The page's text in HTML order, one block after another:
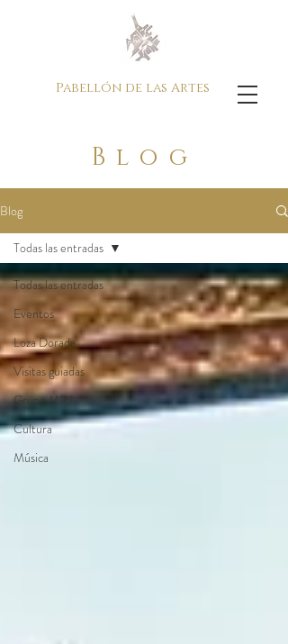
Pabellón de las Artes
Blog
Blog
Todas las entradas
Eventos
Loza Dorada
Visitas guiadas
Grupo MRJ
Cultura
Música
Todas las entradas